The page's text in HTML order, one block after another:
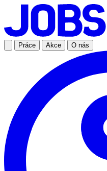
Práce Akce O nás